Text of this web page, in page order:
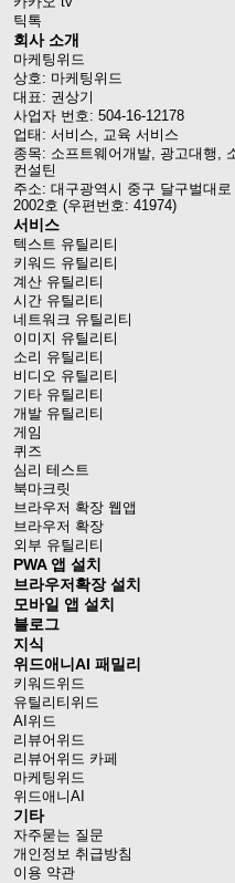
틱톡
회사 소개
마케팅위드
상호: 마케팅위드
대표: 권상기
사업자 번호: 504-16-12178
업태: 서비스, 교육 서비스
종목: 소프트웨어개발, 광고대행,
컨설틴
주소: 대구광역시 중구 달구벌대
2002호 (우편번호: 41974)
서비스
텍스트 유틸리티
키워드 유틸리티
계산 유틸리티
시간 유틸리티
네트워크 유틸리티
이미지 유틸리티
소리 유틸리티
비디오 유틸리티
기타 유틸리티
개발 유틸리티
게임
퀴즈
심리 테스트
북마크릿
브라우저 확장 웹앱
브라우저 확장
외부 유틸리티
PWA 앱 설치
브라우저확장 설치
모바일 앱 설치
블로그
지식
위드애니AI 패밀리
키워드위드
유틸리티위드
AI위드
리뷰어위드
리뷰어위드 카페
마케팅위드
위드애니AI
기타
자주묻는 질문
개인정보 취급방침
이용 약관